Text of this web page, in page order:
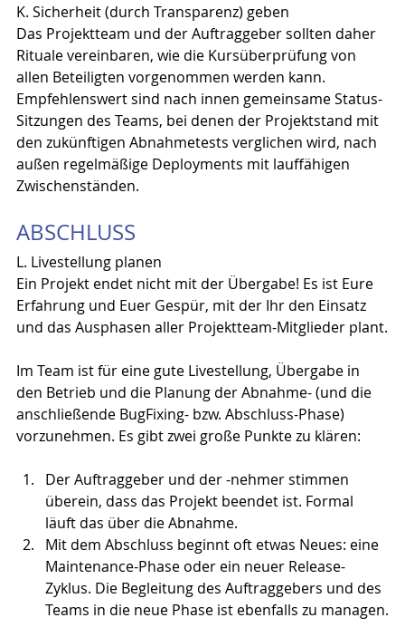
K. Sicherheit (durch Transparenz) geben
Das Projektteam und der Auftraggeber sollten daher
Rituale vereinbaren, wie die Kursüberprüfung von
allen Beteiligten vorgenommen werden kann.
Empfehlenswert sind nach innen gemeinsame Status-
Sitzungen des Teams, bei denen der Projektstand mit
den zukünftigen Abnahmetests verglichen wird, nach
außen regelmäßige Deployments mit lauffähigen
Zwischenständen.
ABSCHLUSS
L. Livestellung planen
Ein Projekt endet nicht mit der Übergabe! Es ist Eure
Erfahrung und Euer Gespür, mit der Ihr den Einsatz
und das Ausphasen aller Projektteam-Mitglieder plant.
Im Team ist für eine gute Livestellung, Übergabe in
den Betrieb und die Planung der Abnahme- (und die
anschließende BugFixing- bzw. Abschluss-Phase)
vorzunehmen. Es gibt zwei große Punkte zu klären:
Der Auftraggeber und der -nehmer stimmen
überein, dass das Projekt beendet ist. Formal
läuft das über die Abnahme.
Mit dem Abschluss beginnt oft etwas Neues: eine
Maintenance-Phase oder ein neuer Release-
Zyklus. Die Begleitung des Auftraggebers und des
Teams in die neue Phase ist ebenfalls zu managen.